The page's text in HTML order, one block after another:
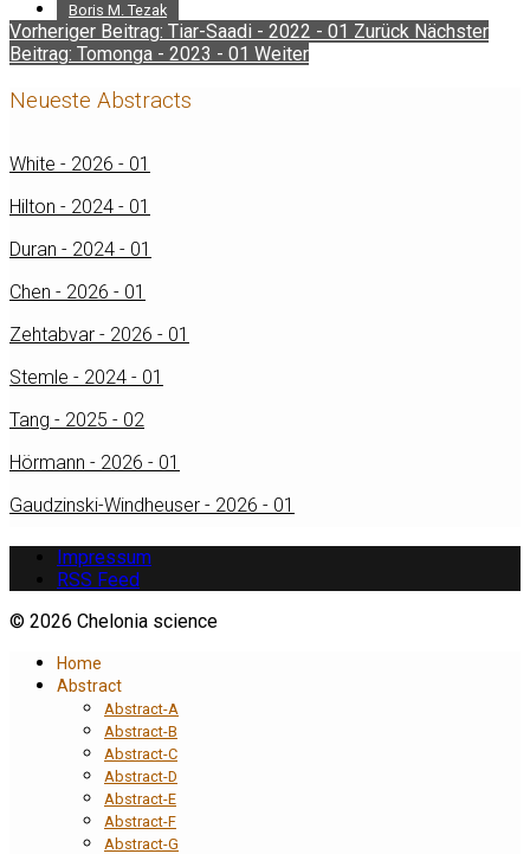
Boris M. Tezak
Vorheriger Beitrag: Tiar-Saadi - 2022 - 01 Zurück Nächster
Beitrag: Tomonga - 2023 - 01 Weiter
Neueste Abstracts
White - 2026 - 01
Hilton - 2024 - 01
Duran - 2024 - 01
Chen - 2026 - 01
Zehtabvar - 2026 - 01
Stemle - 2024 - 01
Tang - 2025 - 02
Hörmann - 2026 - 01
Gaudzinski-Windheuser - 2026 - 01
Impressum
RSS Feed
© 2026 Chelonia science
Home
Abstract
Abstract-A
Abstract-B
Abstract-C
Abstract-D
Abstract-E
Abstract-F
Abstract-G